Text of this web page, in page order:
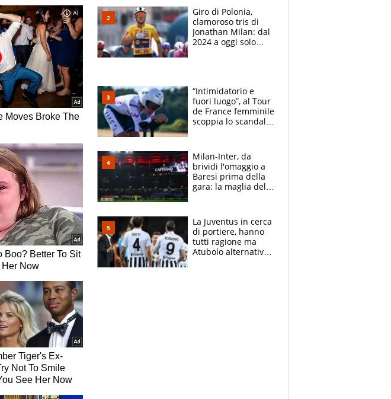
a Burgos
Giro di Polonia,
clamoroso tris di
Jonathan Milan: dal
2024 a oggi solo
“Intimidatorio e
fuori luogo”, al Tour
de France femminile
scoppia lo scandalo:
atlete
Milan-Inter, da
brividi l'omaggio a
Baresi prima della
gara: la maglia del
La Juventus in cerca
di portiere, hanno
tutti ragione ma
Atubolo alternativa